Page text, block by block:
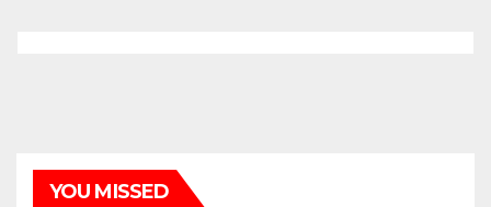
YOU MISSED